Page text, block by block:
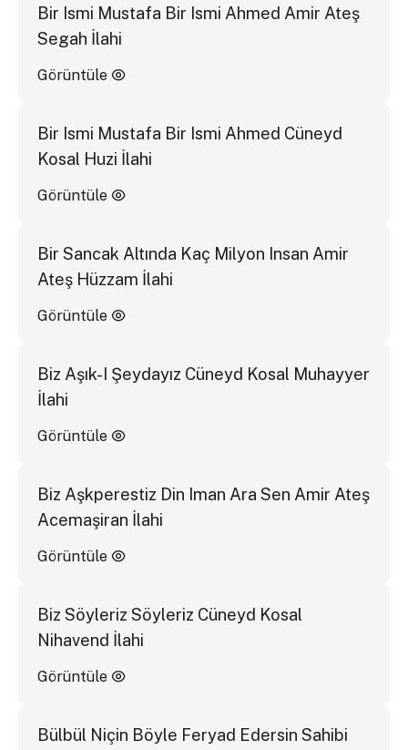
Bir Ismi Mustafa Bir Ismi Ahmed Amir Ateş
Segah İlahi
Görüntüle
Bir Ismi Mustafa Bir Ismi Ahmed Cüneyd
Kosal Huzi İlahi
Görüntüle
Bir Sancak Altında Kaç Milyon Insan Amir
Ateş Hüzzam İlahi
Görüntüle
Biz Aşık-I Şeydayız Cüneyd Kosal Muhayyer
İlahi
Görüntüle
Biz Aşkperestiz Din Iman Ara Sen Amir Ateş
Acemaşiran İlahi
Görüntüle
Biz Söyleriz Söyleriz Cüneyd Kosal
Nihavend İlahi
Görüntüle
Bülbül Niçin Böyle Feryad Edersin Sahibi